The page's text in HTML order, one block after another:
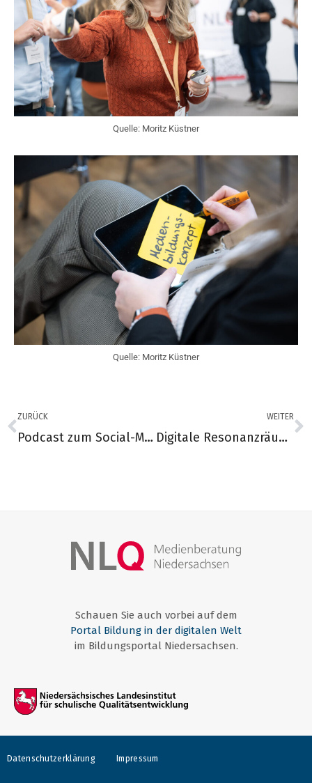
Quelle: Moritz Küstner
Quelle: Moritz Küstner
ZURÜCK
Podcast zum Social-Media-Pass im Unterricht
WEITER
Digitale Resonanzräume – Warum Jugendliche Social Media nutzen und was es mit ihnen macht – SOCIAL MEDIA ENTSCHLÜSSELN
Schauen Sie auch vorbei auf dem
Portal Bildung in der digitalen Welt
im Bildungsportal Niedersachsen.
Datenschutzerklärung Impressum